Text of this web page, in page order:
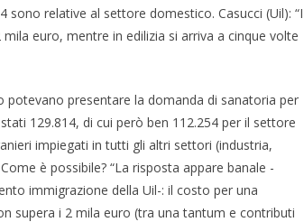
relative al settore domestico. Casucci (Uil): “I
euro, mentre in edilizia si arriva a cinque volte
presentare la domanda di sanatoria per
129.814, di cui però ben 112.254 per il settore
impiegati in tutti gli altri settori (industria,
è possibile? “La risposta appare banale -
immigrazione della Uil-: il costo per una
supera i 2 mila euro (tra una tantum e contributi